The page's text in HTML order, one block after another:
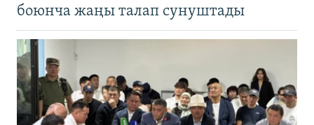
боюнча жаңы талап сунуштады